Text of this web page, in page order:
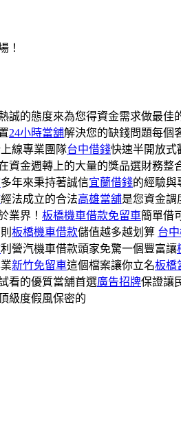
！
誠的態度來為您得資金需求做最佳
24小時當舖解決您的缺錢問題每個
線專業團隊台中借錢快速半開放式
資金週轉上的大量的獎品選財務整
多年來秉持著誠信宜蘭借錢的經驗與
經法成立的合法高雄當舖是您資金調
業界！ 板橋機車借款免留車簡單借
板橋機車借款儲值越多越划算 台
利營汽機車借款頭家免驚一個豐富讓
新竹免留車這個檔案讓你立名板橋
看的優質當舖首選廣告招牌保證讓
級度假風保密的